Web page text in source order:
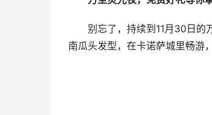
别忘了，持续到11月30日的万
南瓜头发型，在卡诺萨城里畅游